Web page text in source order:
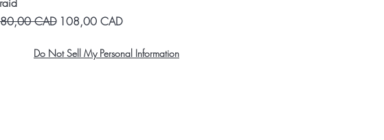
CAD Precio de oferta
108,00 CAD
Do Not Sell My Personal Information